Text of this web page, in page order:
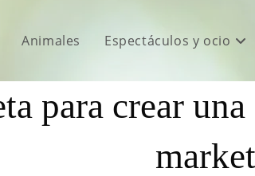
Animales Espectáculos y ocio
para crear